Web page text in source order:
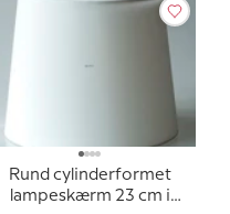
Rund cylinderformet
lampeskærm 23 cm i